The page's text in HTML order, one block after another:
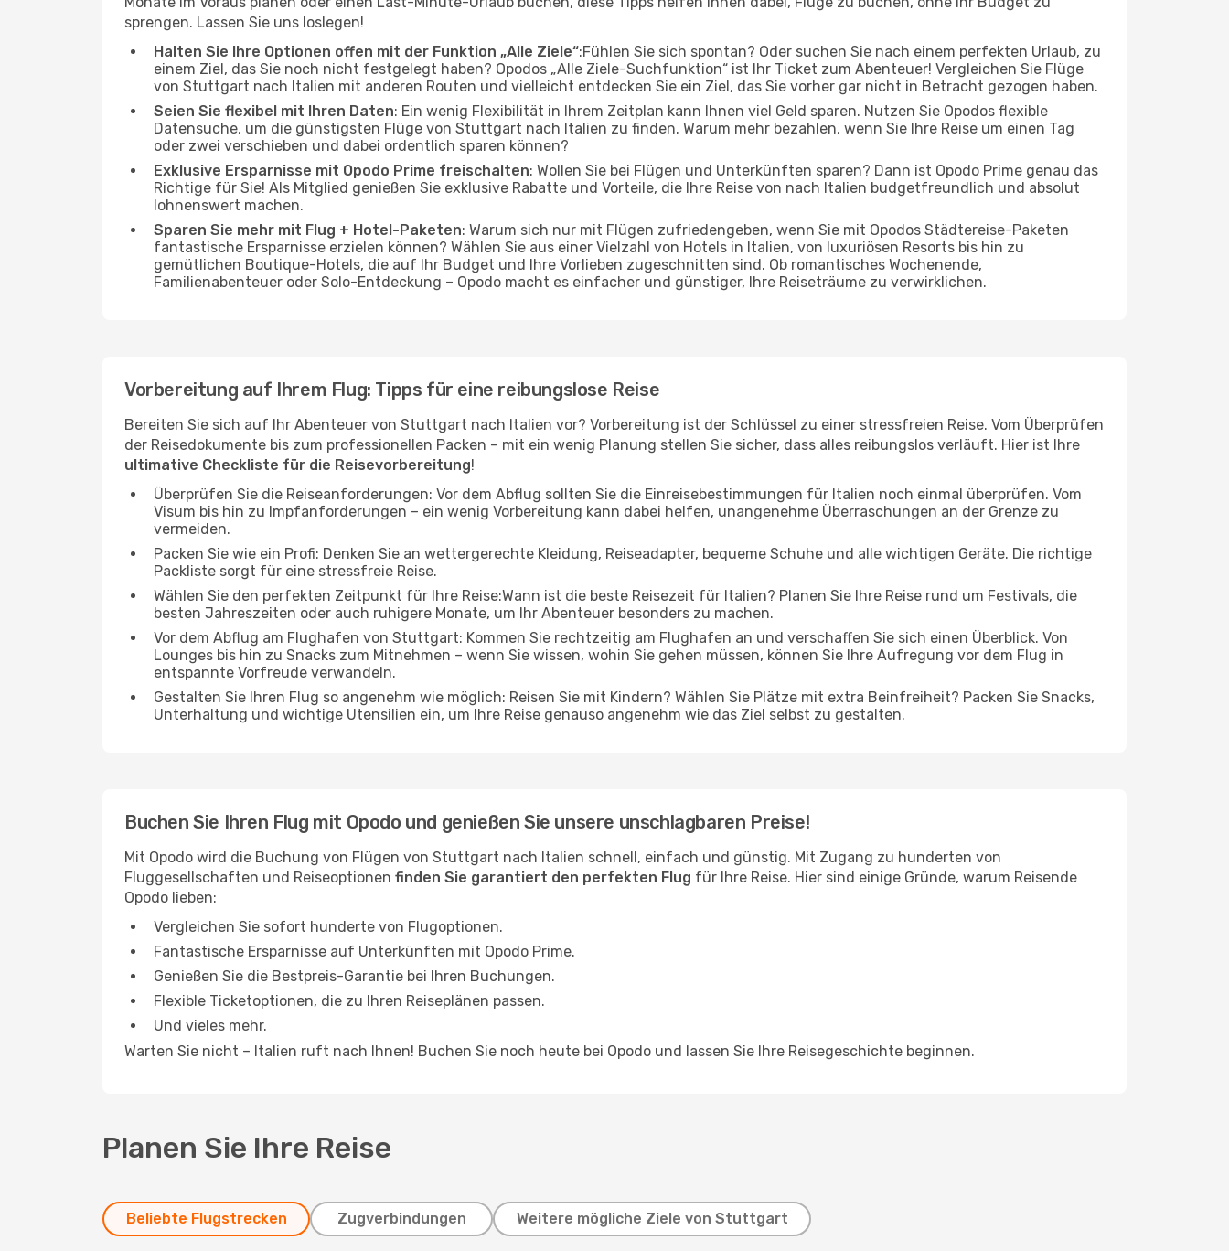
sprengen. Lassen Sie uns loslegen!
Halten Sie Ihre Optionen offen mit der Funktion „Alle Ziele“:Fühlen Sie sich spontan? Oder suchen Sie nach einem perfekten Urlaub, zu
einem Ziel, das Sie noch nicht festgelegt haben? Opodos „Alle Ziele-Suchfunktion“ ist Ihr Ticket zum Abenteuer! Vergleichen Sie Flüge
von Stuttgart nach Italien mit anderen Routen und vielleicht entdecken Sie ein Ziel, das Sie vorher gar nicht in Betracht gezogen haben.
Seien Sie flexibel mit Ihren Daten: Ein wenig Flexibilität in Ihrem Zeitplan kann Ihnen viel Geld sparen. Nutzen Sie Opodos flexible
Datensuche, um die günstigsten Flüge von Stuttgart nach Italien zu finden. Warum mehr bezahlen, wenn Sie Ihre Reise um einen Tag
oder zwei verschieben und dabei ordentlich sparen können?
Exklusive Ersparnisse mit Opodo Prime freischalten: Wollen Sie bei Flügen und Unterkünften sparen? Dann ist Opodo Prime genau das
Richtige für Sie! Als Mitglied genießen Sie exklusive Rabatte und Vorteile, die Ihre Reise von nach Italien budgetfreundlich und absolut
lohnenswert machen.
Sparen Sie mehr mit Flug + Hotel-Paketen: Warum sich nur mit Flügen zufriedengeben, wenn Sie mit Opodos Städtereise-Paketen
fantastische Ersparnisse erzielen können? Wählen Sie aus einer Vielzahl von Hotels in Italien, von luxuriösen Resorts bis hin zu
gemütlichen Boutique-Hotels, die auf Ihr Budget und Ihre Vorlieben zugeschnitten sind. Ob romantisches Wochenende,
Familienabenteuer oder Solo-Entdeckung – Opodo macht es einfacher und günstiger, Ihre Reiseträume zu verwirklichen.
Vorbereitung auf Ihrem Flug: Tipps für eine reibungslose Reise
Bereiten Sie sich auf Ihr Abenteuer von Stuttgart nach Italien vor? Vorbereitung ist der Schlüssel zu einer stressfreien Reise. Vom Überprüfen
der Reisedokumente bis zum professionellen Packen – mit ein wenig Planung stellen Sie sicher, dass alles reibungslos verläuft. Hier ist Ihre
ultimative Checkliste für die Reisevorbereitung!
Überprüfen Sie die Reiseanforderungen: Vor dem Abflug sollten Sie die Einreisebestimmungen für Italien noch einmal überprüfen. Vom
Visum bis hin zu Impfanforderungen – ein wenig Vorbereitung kann dabei helfen, unangenehme Überraschungen an der Grenze zu
vermeiden.
Packen Sie wie ein Profi: Denken Sie an wettergerechte Kleidung, Reiseadapter, bequeme Schuhe und alle wichtigen Geräte. Die richtige
Packliste sorgt für eine stressfreie Reise.
Wählen Sie den perfekten Zeitpunkt für Ihre Reise:Wann ist die beste Reisezeit für Italien? Planen Sie Ihre Reise rund um Festivals, die
besten Jahreszeiten oder auch ruhigere Monate, um Ihr Abenteuer besonders zu machen.
Vor dem Abflug am Flughafen von Stuttgart: Kommen Sie rechtzeitig am Flughafen an und verschaffen Sie sich einen Überblick. Von
Lounges bis hin zu Snacks zum Mitnehmen – wenn Sie wissen, wohin Sie gehen müssen, können Sie Ihre Aufregung vor dem Flug in
entspannte Vorfreude verwandeln.
Gestalten Sie Ihren Flug so angenehm wie möglich: Reisen Sie mit Kindern? Wählen Sie Plätze mit extra Beinfreiheit? Packen Sie Snacks,
Unterhaltung und wichtige Utensilien ein, um Ihre Reise genauso angenehm wie das Ziel selbst zu gestalten.
Buchen Sie Ihren Flug mit Opodo und genießen Sie unsere unschlagbaren Preise!
Mit Opodo wird die Buchung von Flügen von Stuttgart nach Italien schnell, einfach und günstig. Mit Zugang zu hunderten von
Fluggesellschaften und Reiseoptionen finden Sie garantiert den perfekten Flug für Ihre Reise. Hier sind einige Gründe, warum Reisende
Opodo lieben:
Vergleichen Sie sofort hunderte von Flugoptionen.
Fantastische Ersparnisse auf Unterkünften mit Opodo Prime.
Genießen Sie die Bestpreis-Garantie bei Ihren Buchungen.
Flexible Ticketoptionen, die zu Ihren Reiseplänen passen.
Und vieles mehr.
Warten Sie nicht – Italien ruft nach Ihnen! Buchen Sie noch heute bei Opodo und lassen Sie Ihre Reisegeschichte beginnen.
Planen Sie Ihre Reise
Beliebte Flugstrecken Zugverbindungen Weitere mögliche Ziele von Stuttgart